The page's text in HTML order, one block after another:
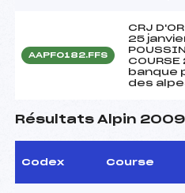
AAPF0182.FFS
CRJ
25
banque
des
Résultats Alpin 2009
Codex Course